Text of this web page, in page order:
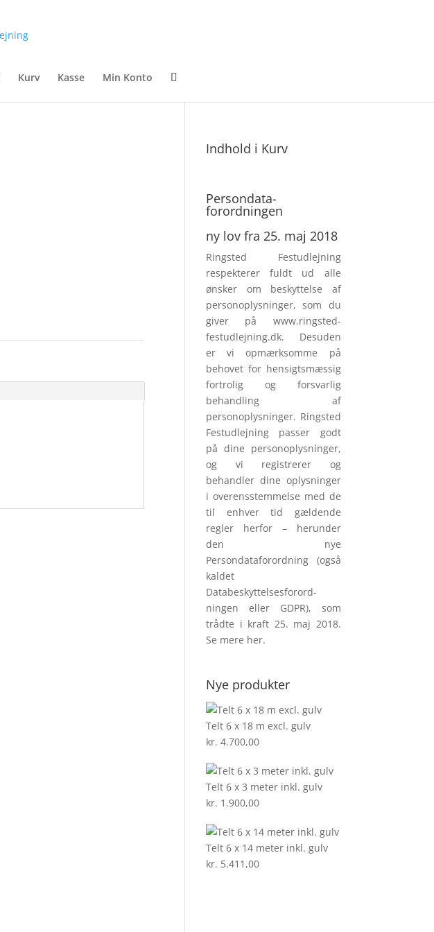
Kurv Kasse Min Konto
Indhold i Kurv
Persondata­
forordningen
ny lov fra 25. maj 2018
Ringsted Festudlejning
respek­terer fuldt ud alle
ønsker om beskyttelse af
personoplysninger, som du
giver på www.ringsted-
festudlejning.dk. Desuden
er vi opmærksomme på
behovet for hensigtsmæssig
fortrolig og forsvarlig
behandling af
personoplysninger. Ringsted
Festudlejning passer godt
på dine personoplysninger,
og vi registrerer og
behandler dine oplysninger
i overensstemmelse med de
til enhver tid gældende
regler herfor – herunder
den nye
Persondataforordning (også
kaldet
Databeskyttelsesforord­
ningen eller GDPR), som
trådte i kraft 25. maj 2018.
Se mere her.
Nye produkter
Telt 6 x 18 m excl. gulv
kr. 4.700,00
Telt 6 x 3 meter inkl. gulv
kr. 1.900,00
Telt 6 x 14 meter inkl. gulv
kr. 5.411,00